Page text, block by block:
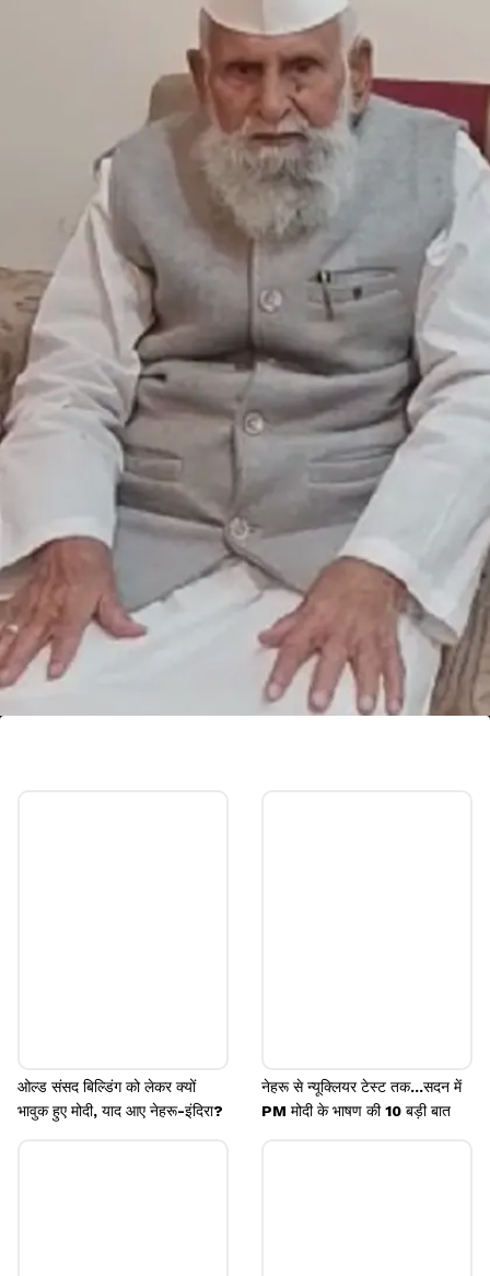
ओल्ड संसद बिल्डिंग को लेकर क्यों
भावुक हुए मोदी, याद आए नेहरू-इंदिरा?
नेहरू से न्यूक्लियर टेस्ट तक...सदन में
PM मोदी के भाषण की 10 बड़ी बात